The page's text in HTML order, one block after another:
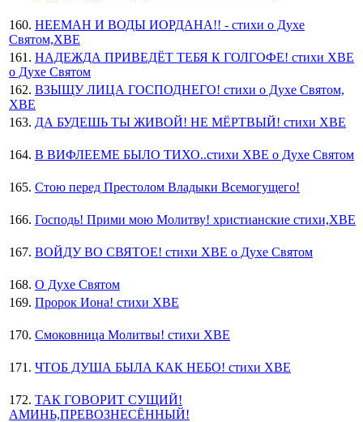
160. НЕЕМАН И ВОДЫ ИОРДАНА!! - стихи о Духе
Святом,ХВЕ
161. НАДЕЖДА ПРИВЕДЁТ ТЕБЯ К ГОЛГОФЕ! стихи ХВЕ
о Духе Святом
162. ВЗЫЩУ ЛИЦА ГОСПОДНЕГО! стихи о Духе Святом,
ХВЕ
163. ДА БУДЕШЬ ТЫ ЖИВОЙ! НЕ МЁРТВЫЙ! стихи ХВЕ
164. В ВИФЛЕЕМЕ БЫЛО ТИХО..стихи ХВЕ о Духе Святом
165. Стою перед Престолом Владыки Всемогущего!
166. Господь! Прими мою Молитву! христианские стихи,ХВЕ
167. ВОЙДУ ВО СВЯТОЕ! стихи ХВЕ о Духе Святом
168. О Духе Святом
169. Пророк Иона! стихи ХВЕ
170. Смоковница Молитвы! стихи ХВЕ
171. ЧТОБ ДУША БЫЛА КАК НЕБО! стихи ХВЕ
172. ТАК ГОВОРИТ СУЩИЙ!
АМИНЬ,ПРЕВОЗНЕСЁННЫЙ!